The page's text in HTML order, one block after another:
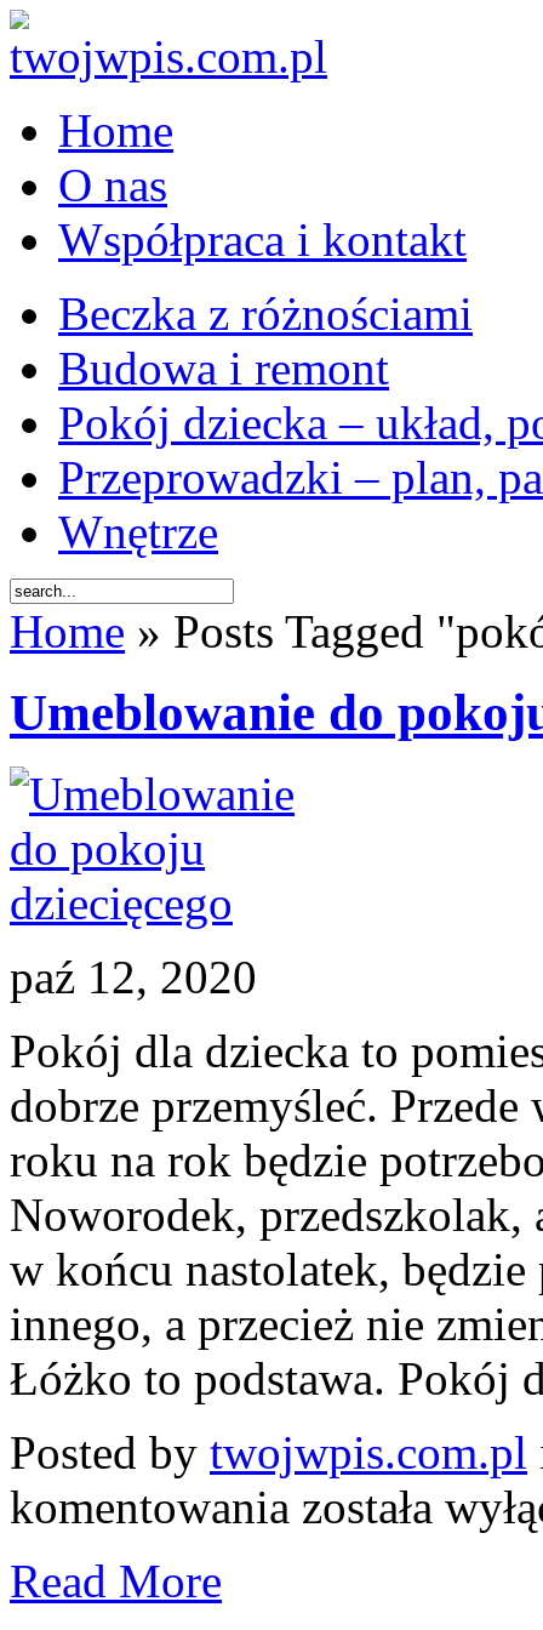
Home
O nas
Współpraca i kontakt
Beczka z różnościami
Budowa i remont
Pokój dziecka – układ,
Przeprowadzki – plan,
Wnętrze
Home » Posts Tagged
Umeblowanie do
paź 12, 2020
Pokój dla dziecka to
dobrze przemyśleć.
roku na rok będzie
Noworodek, przedszkolak,
w końcu nastolatek, będzie
innego, a przecież nie
Łóżko to podstawa. Pokój
Posted by twojwpis.com.pl
komentowania
Umeblowanie
do
została
Read More